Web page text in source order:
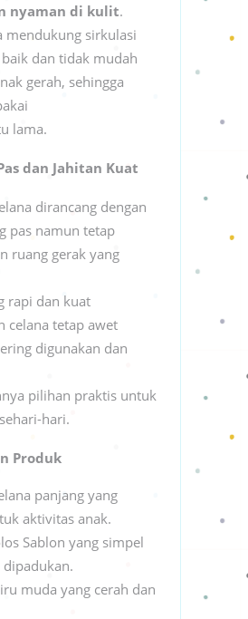
nyaman di kulit.
mendukung sirkulasi
dan tidak mudah
gerah, sehingga
lama.
dan Jahitan Kuat
dirancang dengan
pas namun tetap
ruang gerak yang
rapi dan kuat
celana tetap awet
digunakan dan
pilihan praktis untuk
hari.
Produk
panjang yang
aktivitas anak.
Sablon yang simpel
muda yang cerah dan